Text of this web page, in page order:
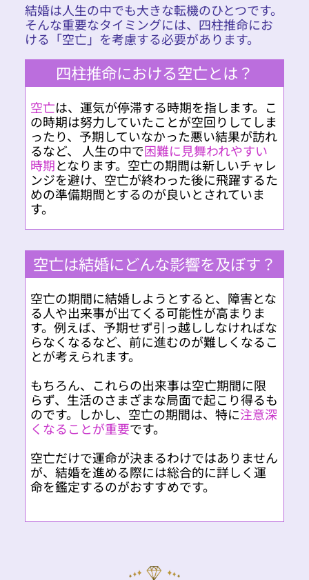
結婚は人生の中でも大きな転機のひとつです。
そんな重要なタイミングには、四柱推命にお
ける「空亡」を考慮する必要があります。
四柱推命における空亡とは？
空亡は、運気が停滞する時期を指します。こ
の時期は努力していたことが空回りしてしま
ったり、予期していなかった悪い結果が訪れ
るなど、 人生の中で困難に見舞われやすい
時期となります。空亡の期間は新しいチャレ
ンジを避け、空亡が終わった後に飛躍するた
めの準備期間とするのが良いとされていま
す。
空亡は結婚にどんな影響を及ぼす？
空亡の期間に結婚しようとすると、障害とな
る人や出来事が出てくる可能性が高まりま
す。例えば、予期せず引っ越ししなければな
らなくなるなど、前に進むのが難しくなるこ
とが考えられます。
もちろん、これらの出来事は空亡期間に限
らず、生活のさまざまな局面で起こり得るも
のです。しかし、空亡の期間は、特に注意深
くなることが重要です。
空亡だけで運命が決まるわけではありません
が、結婚を進める際には総合的に詳しく運
命を鑑定するのがおすすめです。